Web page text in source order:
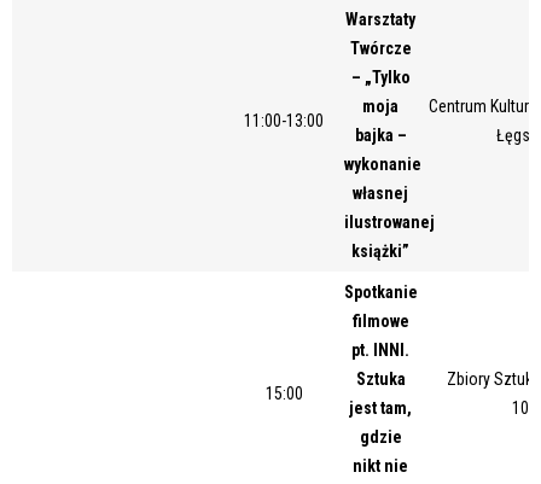
11:00-13:00
Warsztaty
Twórcze
– „Tylko
moja
bajka –
wykonanie
własnej
ilustrowanej
książki”
Centrum Kultury
15:00
Spotkanie
filmowe
pt. INNI.
Sztuka
jest tam,
gdzie
nikt nie
Zbiory
10/